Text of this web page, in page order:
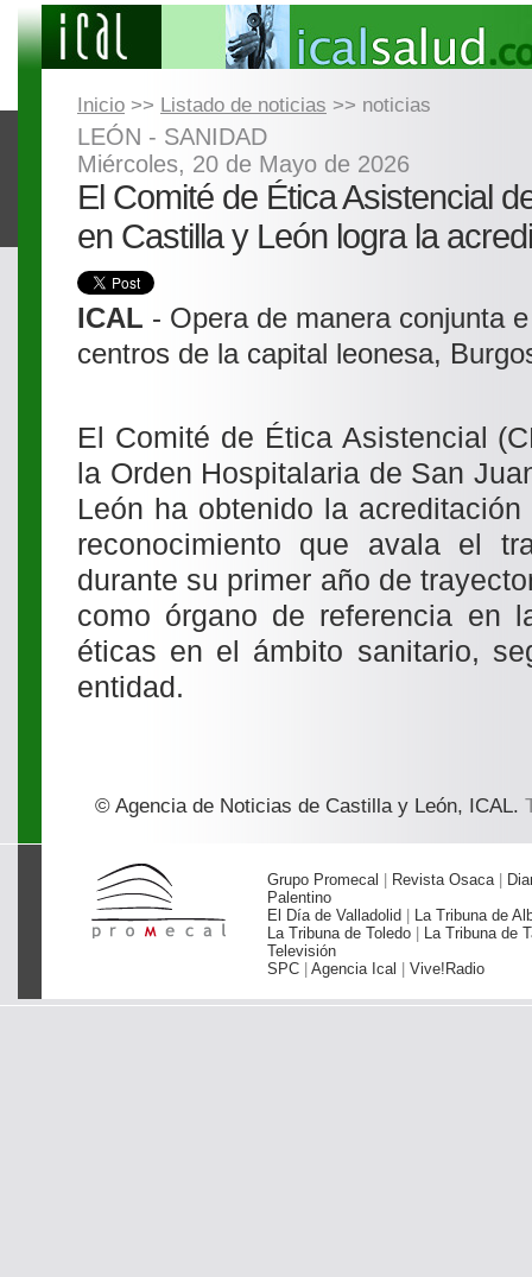
Inicio >> Listado de noticias >> noticias
LEÓN - SANIDAD
Miércoles, 20 de Mayo de 2026
El Comité de Ética Asistencial
en Castilla y León logra la
ICAL - Opera de manera conjunta
centros de la capital leonesa,
El Comité de Ética Asistencial
la Orden Hospitalaria de San
León ha obtenido la
reconocimiento que avala el
durante su primer año de
como órgano de referencia en
éticas en el ámbito sanitario,
entidad.
© Agencia de Noticias de Castilla y León, ICAL.
Grupo Promecal Revista Osaca
Palentino
El Día de Valladolid
La Tribuna de
La Tribuna de Toledo
La Tribuna de
Televisión
SPC
Agencia Ical Vive!Radio